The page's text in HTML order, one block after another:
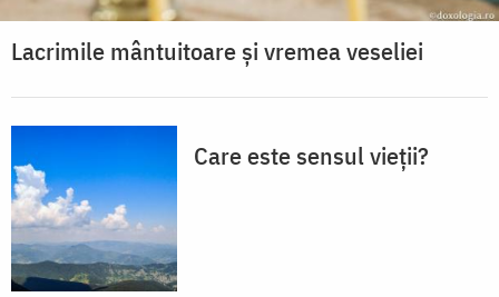
Lacrimile mântuitoare și vremea veseliei
Care este sensul vieții?